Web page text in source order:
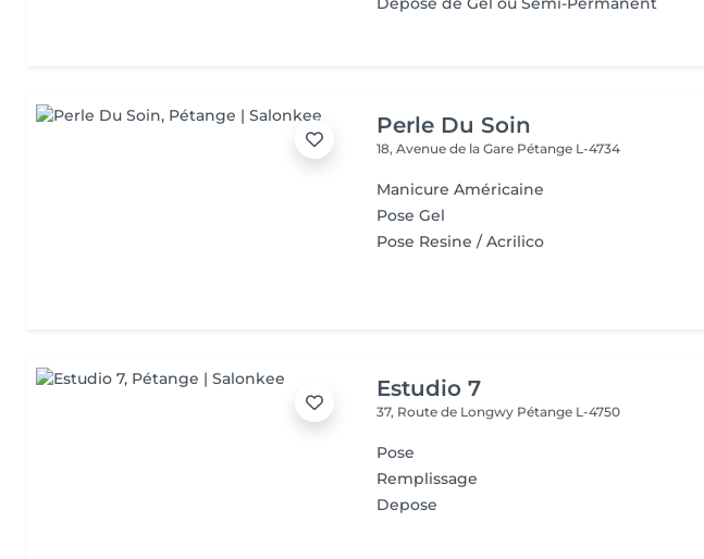
Perle Du Soin
18, Avenue de la Gare Pétange L-4734
Manicure Américaine
Pose Gel
Pose Resine / Acrilico
Estudio 7
37, Route de Longwy Pétange L-4750
Pose
Remplissage
Depose